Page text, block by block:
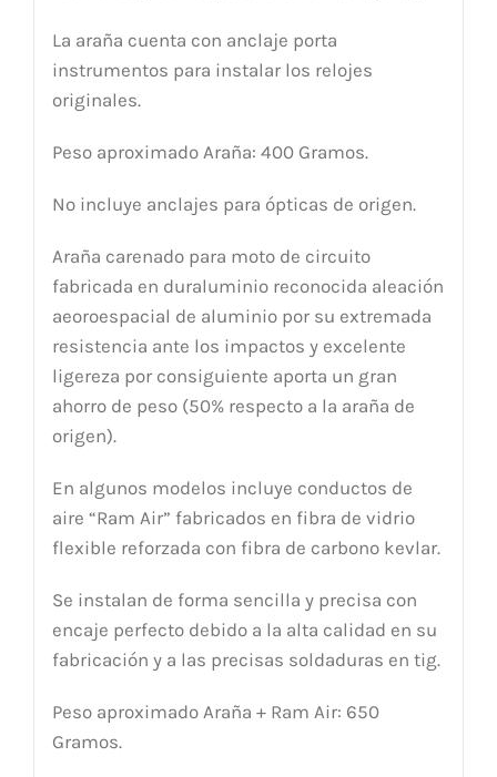
La araña cuenta con anclaje porta
instrumentos para instalar los relojes
originales.
Peso aproximado Araña: 400 Gramos.
No incluye anclajes para ópticas de origen.
Araña carenado para moto de circuito
fabricada en duraluminio reconocida aleación
aeoroespacial de aluminio por su extremada
resistencia ante los impactos y excelente
ligereza por consiguiente aporta un gran
ahorro de peso (50% respecto a la araña de
origen).
En algunos modelos incluye conductos de
aire “Ram Air” fabricados en fibra de vidrio
flexible reforzada con fibra de carbono kevlar.
Se instalan de forma sencilla y precisa con
encaje perfecto debido a la alta calidad en su
fabricación y a las precisas soldaduras en tig.
Peso aproximado Araña + Ram Air: 650
Gramos.